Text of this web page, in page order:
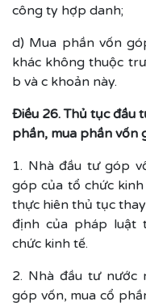
công ty hợp danh;
d) Mua phần vốn
khác không thuộc
b và c khoản này.
Điều 26. Thủ tục đầu
phần, mua phần vốn
1. Nhà đầu tư góp
góp của tổ chức
thực hiên thủ tục
định của pháp luật
chức kinh tế.
2. Nhà đầu tư nước
góp vốn, mua cổ